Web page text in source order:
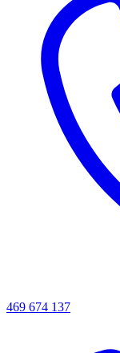
469 674 137